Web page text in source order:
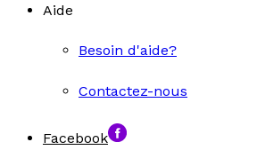
Aide
Besoin d'aide?
Contactez-nous
Facebook